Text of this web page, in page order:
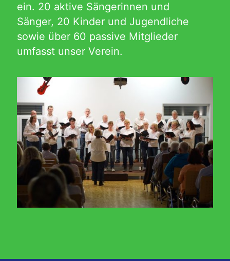
ein. 20 aktive Sängerinnen und
Sänger, 20 Kinder und Jugendliche
sowie über 60 passive Mitglieder
umfasst unser Verein.